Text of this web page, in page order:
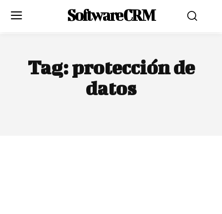
Software CRM
Tag:protección de
datos